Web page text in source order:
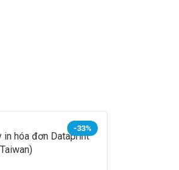
-33%
in hóa đơn Dataprint